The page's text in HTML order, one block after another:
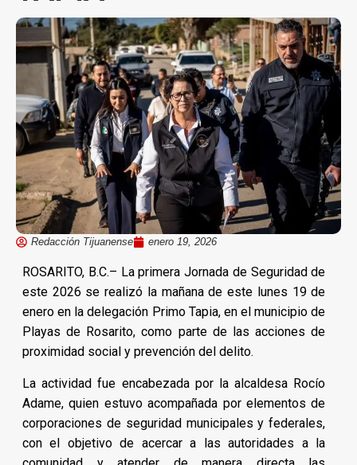
Redacción Tijuanense enero 19, 2026
ROSARITO, B.C.– La primera Jornada de Seguridad de
este 2026 se realizó la mañana de este lunes 19 de
enero en la delegación Primo Tapia, en el municipio de
Playas de Rosarito, como parte de las acciones de
proximidad social y prevención del delito.
La actividad fue encabezada por la alcaldesa Rocío
Adame, quien estuvo acompañada por elementos de
corporaciones de seguridad municipales y federales,
con el objetivo de acercar a las autoridades a la